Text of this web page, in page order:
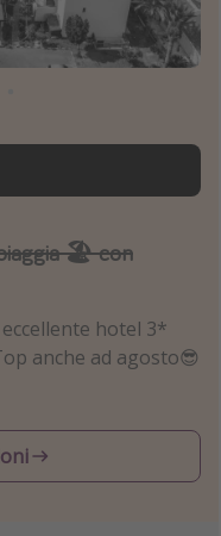
🏖️ con
hotel 3*
anche ad agosto😎